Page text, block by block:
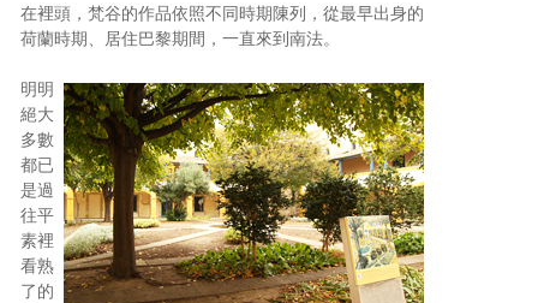
在裡頭，梵谷的作品依照不同時期陳列，從最早出身的
荷蘭時期、居住巴黎期間，一直來到南法。
明明
絕大
多數
都已
是過
往平
素裡
看熟
了的